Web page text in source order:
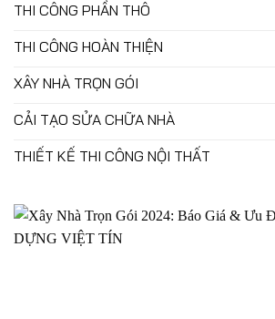
THI CÔNG PHẦN THÔ
THI CÔNG HOÀN THIỆN
XÂY NHÀ TRỌN GÓI
CẢI TẠO SỬA CHỮA NHÀ
THIẾT KẾ THI CÔNG NỘI THẤT